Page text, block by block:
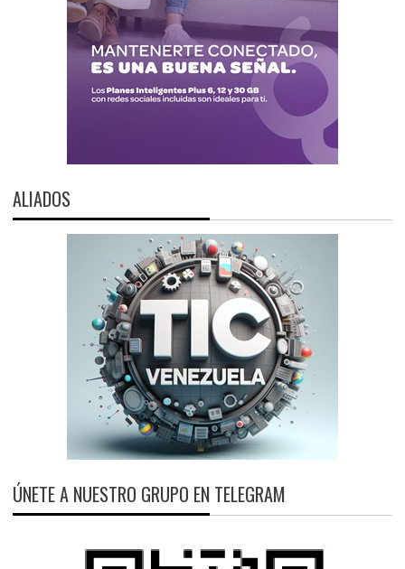
ALIADOS
ÚNETE A NUESTRO GRUPO EN TELEGRAM